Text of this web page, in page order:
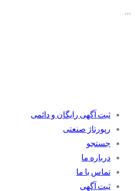
…
ثبت آگهی رایگان و دائمی
رپورتاژ صنعتی
جستجو
درباره ما
تماس با ما
ثبت آگهی